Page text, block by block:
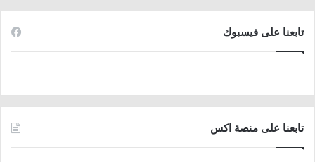
تابعنا على فيسبوك
تابعنا على منصة اكس